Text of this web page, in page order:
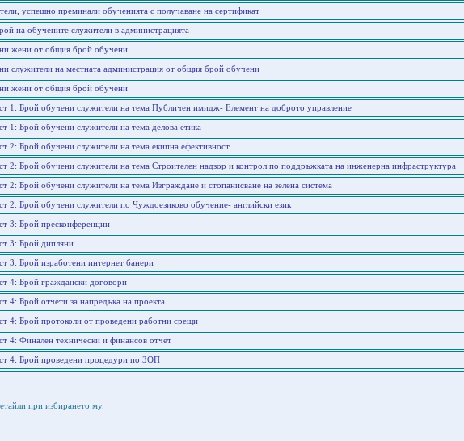
успешно преминали обученията с получаване на сертификат
на обучените служители в администрацията
жени от общия брой обучени
служители на местната администрация от общия брой обучени
жени от общия брой обучени
1: Брой обучени служители на тема Публичен имидж- Елемент на доброто управление
1: Брой обучени служители на тема делова етика
2: Брой обучени служители на тема екипна ефективност
2: Брой обучени служители на тема Строителен надзор и контрол по поддръжката на инженерна инфраструктура
2: Брой обучени служители на тема Изграждане и стопанисване на зелена система
2: Брой обучени служители по Чуждоезиково обучение- английски език
3: Брой пресконференции
3: Брой дипляни
3: Брой изработени интернет банери
4: Брой граждански договори
4: Брой отчети за напредъка на проекта
4: Брой протоколи от проведени работни срещи
4: Финален технически и финансов отчет
4: Брой проведени процедури по ЗОП
при избирането му.